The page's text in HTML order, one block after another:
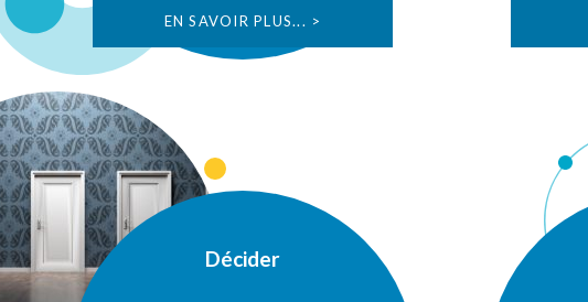
EN SAVOIR PLUS... >
Décider